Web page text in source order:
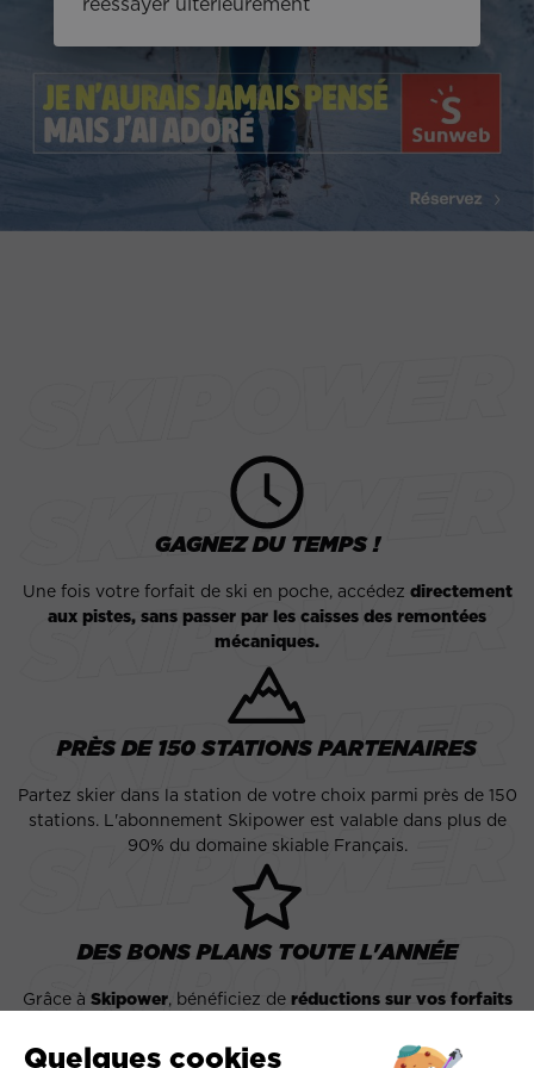
GAGNEZ DU TEMPS !
Une fois votre forfait de ski en poche, accédez directement
aux pistes, sans passer par les caisses des remontées
mécaniques.
PRÈS DE 150 STATIONS PARTENAIRES
Partez skier dans la station de votre choix parmi près de 150
stations. L'abonnement Skipower est valable dans plus de
90% du domaine skiable Français.
DES BONS PLANS TOUTE L'ANNÉE
Grâce à Skipower, bénéficiez de réductions sur vos forfaits